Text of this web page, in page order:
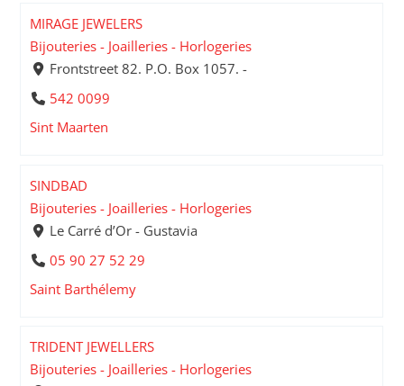
MIRAGE JEWELERS
Bijouteries - Joailleries - Horlogeries
Frontstreet 82. P.O. Box 1057. -
542 0099
Sint Maarten
SINDBAD
Bijouteries - Joailleries - Horlogeries
Le Carré d’Or - Gustavia
05 90 27 52 29
Saint Barthélemy
TRIDENT JEWELLERS
Bijouteries - Joailleries - Horlogeries